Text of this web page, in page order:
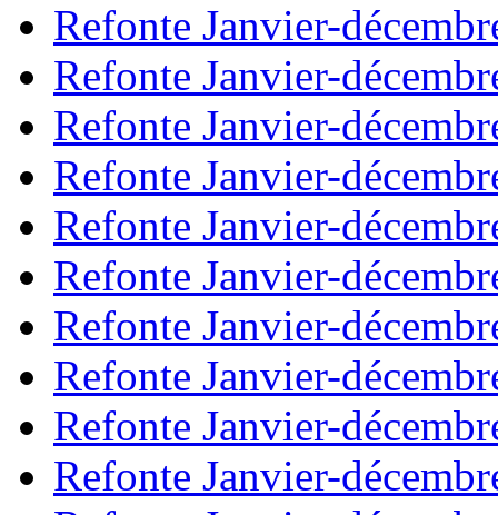
Refonte Janvier-
Refonte Janvier-
Refonte Janvier-
Refonte Janvier-
Refonte Janvier-
Refonte Janvier-
Refonte Janvier-
Refonte Janvier-
Refonte Janvier-
Refonte Janvier-